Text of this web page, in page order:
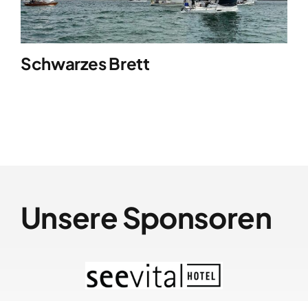
Schwarzes Brett
Unsere Sponsoren